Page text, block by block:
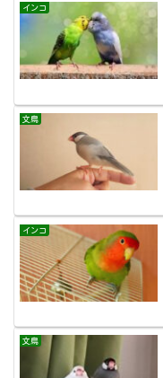
インコ
文鳥
インコ
文鳥